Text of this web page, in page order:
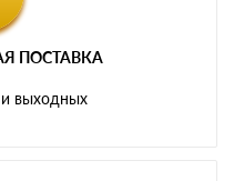
ПОСТАВКА
и выходных